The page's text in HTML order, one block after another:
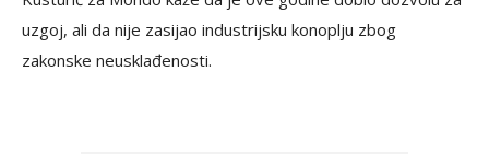
uzgoj, ali da nije zasijao industrijsku konoplju zbog
zakonske neusklađenosti.